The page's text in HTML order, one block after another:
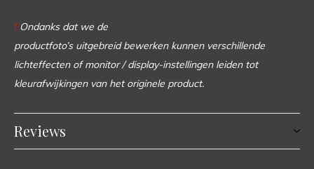
! Ondanks dat we de
productfoto’s uitgebreid bewerken kunnen verschillende
lichteffecten of monitor / display-instellingen leiden tot
kleurafwijkingen van het originele product.
Reviews